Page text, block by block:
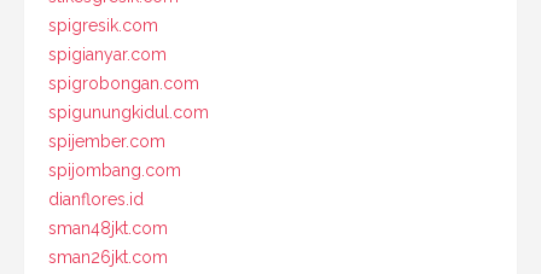
spigresik.com
spigianyar.com
spigrobongan.com
spigunungkidul.com
spijember.com
spijombang.com
dianflores.id
sman48jkt.com
sman26jkt.com